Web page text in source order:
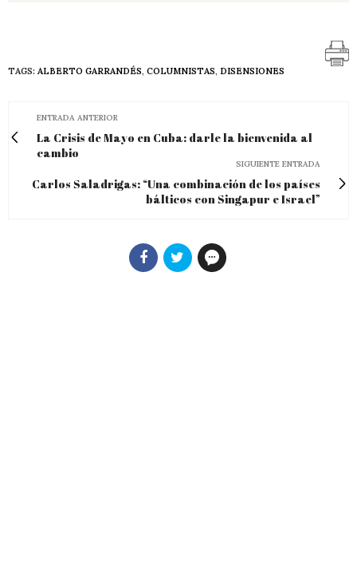
TAGS: ALBERTO GARRANDÉS, COLUMNISTAS, DISENSIONES
ENTRADA ANTERIOR
La Crisis de Mayo en Cuba: darle la bienvenida al
cambio
SIGUIENTE ENTRADA
Carlos Saladrigas: “Una combinación de los países
bálticos con Singapur e Israel”